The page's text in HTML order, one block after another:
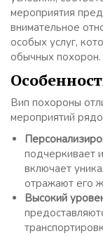
мероприятия
внимательное
особых услуг,
обычных похорон.
Вип похороны
мероприятий
подчеркивает
включает
отражают его
Высокий